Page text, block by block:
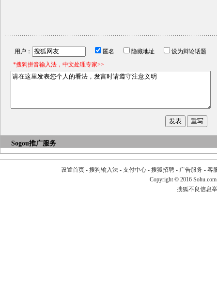
用户： 匿名 隐藏地址
设为辩论话题
*搜狗拼音输入法，中文处理专家>>
Sogou推广服务
设置首页- 搜狗输入法- 支付中心- 搜狐招聘- 广告服务 - 客
Copyright © 2016
搜狐不良信息